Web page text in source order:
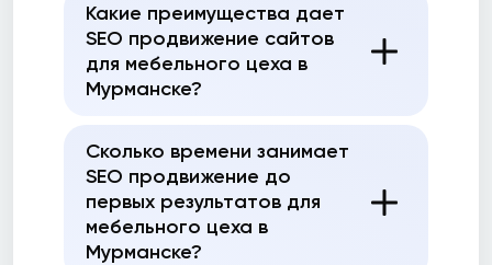
Какие преимущества дает
SEO продвижение сайтов
для мебельного цеха в
Мурманске?
Сколько времени занимает
SEO продвижение до
первых результатов для
мебельного цеха в
Мурманске?